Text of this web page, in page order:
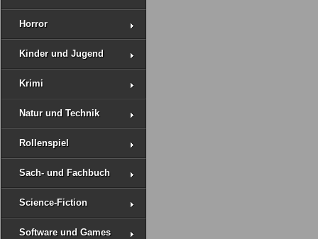
Horror
Kinder und Jugend
Krimi
Natur und Technik
Rollenspiel
Sach- und Fachbuch
Science-Fiction
Software und Games